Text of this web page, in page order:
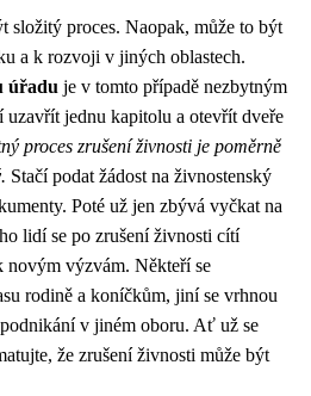
složitý proces. Naopak, může to být
a k rozvoji v jiných oblastech.
úřadu je v tomto případě nezbytným
jednu kapitolu a otevřít dveře
proces zrušení živnosti je poměrně
Stačí podat žádost na živnostenský
Poté už jen zbývá vyčkat na
lidí se po zrušení živnosti cítí
novým výzvám. Někteří se
rodině a koníčkům, jiní se vrhnou
v jiném oboru. Ať už se
že zrušení živnosti může být